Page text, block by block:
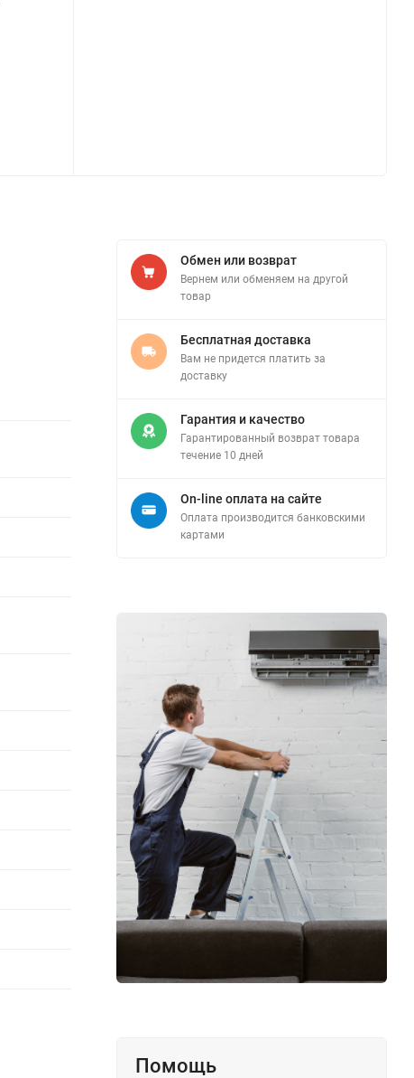
Обмен или возврат
Вернем или обменяем на другой
товар
Бесплатная доставка
Вам не придется платить за
доставку
Гарантия и качество
Гарантированный возврат товара
течение 10 дней
On-line оплата на сайте
Оплата производится банковскими
картами
Помощь